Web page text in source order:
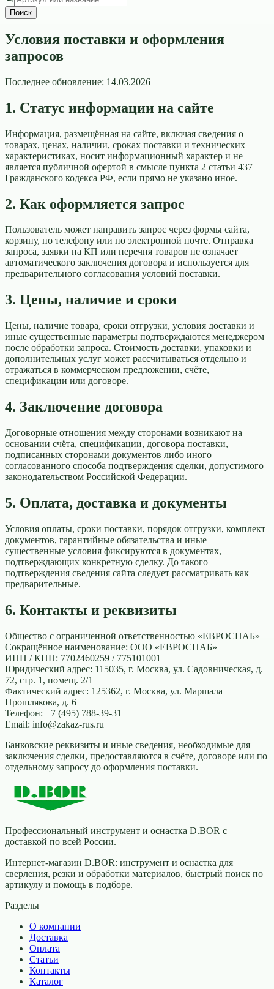
Поиск
Условия поставки и оформления
запросов
Последнее обновление: 14.03.2026
1. Статус информации на сайте
Информация, размещённая на сайте, включая сведения о
товарах, ценах, наличии, сроках поставки и технических
характеристиках, носит информационный характер и не
является публичной офертой в смысле пункта 2 статьи 437
Гражданского кодекса РФ, если прямо не указано иное.
2. Как оформляется запрос
Пользователь может направить запрос через формы сайта,
корзину, по телефону или по электронной почте. Отправка
запроса, заявки на КП или перечня товаров не означает
автоматического заключения договора и используется для
предварительного согласования условий поставки.
3. Цены, наличие и сроки
Цены, наличие товара, сроки отгрузки, условия доставки и
иные существенные параметры подтверждаются менеджером
после обработки запроса. Стоимость доставки, упаковки и
дополнительных услуг может рассчитываться отдельно и
отражаться в коммерческом предложении, счёте,
спецификации или договоре.
4. Заключение договора
Договорные отношения между сторонами возникают на
основании счёта, спецификации, договора поставки,
подписанных сторонами документов либо иного
согласованного способа подтверждения сделки, допустимого
законодательством Российской Федерации.
5. Оплата, доставка и документы
Условия оплаты, сроки поставки, порядок отгрузки, комплект
документов, гарантийные обязательства и иные
существенные условия фиксируются в документах,
подтверждающих конкретную сделку. До такого
подтверждения сведения сайта следует рассматривать как
предварительные.
6. Контакты и реквизиты
Общество с ограниченной ответственностью «ЕВРОСНАБ»
Сокращённое наименование: ООО «ЕВРОСНАБ»
ИНН / КПП: 7702460259 / 775101001
Юридический адрес: 115035, г. Москва, ул. Садовническая, д.
72, стр. 1, помещ. 2/1
Фактический адрес: 125362, г. Москва, ул. Маршала
Прошлякова, д. 6
Телефон: +7 (495) 788-39-31
Email: info@zakaz-rus.ru
Банковские реквизиты и иные сведения, необходимые для
заключения сделки, предоставляются в счёте, договоре или по
отдельному запросу до оформления поставки.
Профессиональный инструмент и оснастка D.BOR с
доставкой по всей России.
Интернет-магазин D.BOR: инструмент и оснастка для
сверления, резки и обработки материалов, быстрый поиск по
артикулу и помощь в подборе.
Разделы
О компании
Доставка
Оплата
Статьи
Контакты
Каталог